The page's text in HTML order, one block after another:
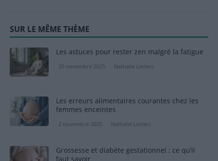
SUR LE MÊME THÈME
Les astuces pour rester zen malgré la fatigue
20 novembre 2025 Nathalie Leclerc
Les erreurs alimentaires courantes chez les
femmes enceintes
2 novembre 2025 Nathalie Leclerc
Grossesse et diabète gestationnel : ce qu’il
faut savoir